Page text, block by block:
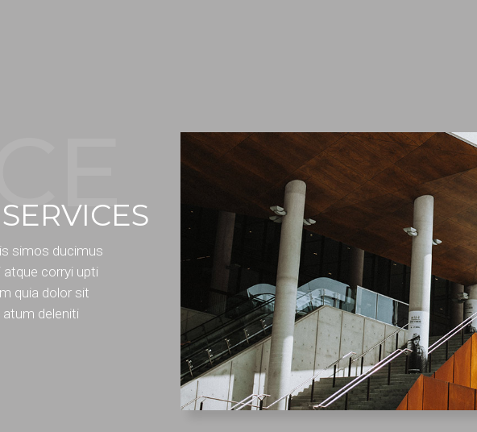
simos ducimus
corryi upti
quia dolor sit
deleniti